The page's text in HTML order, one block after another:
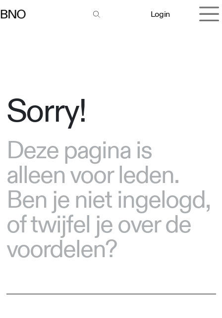
Login
Sorry!
Deze pagina is
alleen voor leden.
Ben je niet ingelogd,
of twijfel je over de
voordelen?